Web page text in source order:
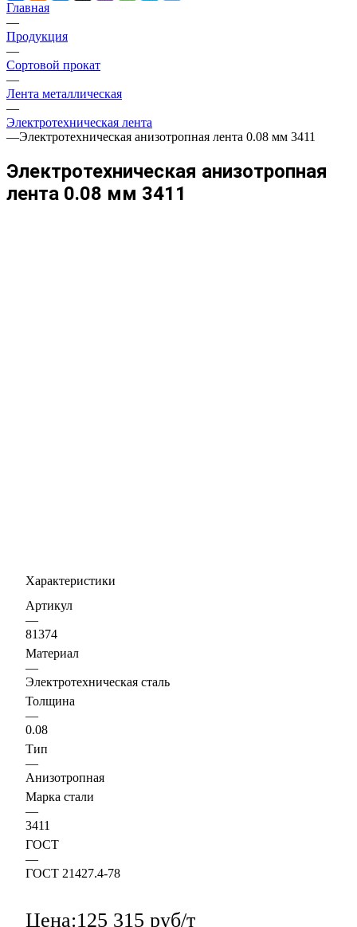
Главная
—
Продукция
—
Сортовой прокат
—
Лента металлическая
—
Электротехническая лента
—Электротехническая анизотропная лента 0.08 мм 3411
Электротехническая анизотропная
лента 0.08 мм 3411
Характеристики
Артикул
—
81374
Материал
—
Электротехническая сталь
Толщина
—
0.08
Тип
—
Анизотропная
Марка стали
—
3411
ГОСТ
—
ГОСТ 21427.4-78
Цена:125 315 руб/т